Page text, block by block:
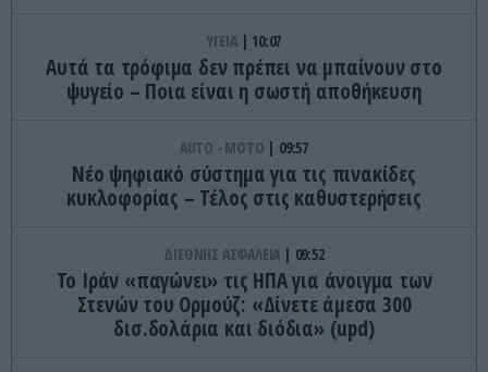
ΥΓΕΙΑ 10:07
Αυτά τα τρόφιμα δεν πρέπει να μπαίνουν στο
ψυγείο – Ποια είναι η σωστή αποθήκευση
AUTO - MOTO 09:57
Νέο ψηφιακό σύστημα για τις πινακίδες
κυκλοφορίας – Τέλος στις καθυστερήσεις
ΔΙΕΘΝΗΣ ΑΣΦΑΛΕΙΑ 09:52
Το Ιράν «παγώνει» τις ΗΠΑ για άνοιγμα των
Στενών του Ορμούζ: «Δίνετε άμεσα 300
δισ.δολάρια και διόδια» (upd)